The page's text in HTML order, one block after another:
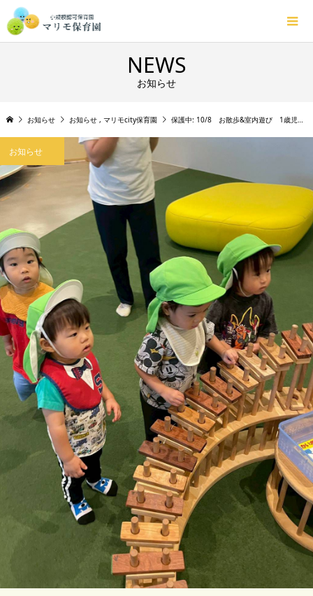
NEWS
お知らせ
お知らせ お知らせ , マリモcity保育園 保護中: 10/8 お散歩&室内遊び 1歳児 City
お知らせ